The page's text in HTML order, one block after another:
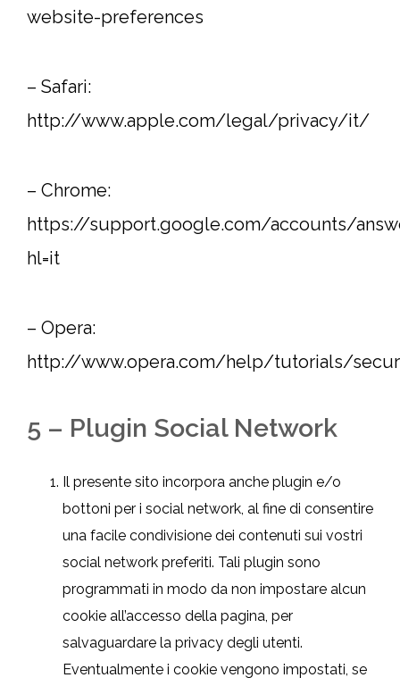
website-preferences
– Safari:
http://www.apple.com/legal/privacy/it/
– Chrome:
https://support.google.com/accounts/
hl=it
– Opera:
http://www.opera.com/help/tutorials/
5 – Plugin Social Network
Il presente sito incorpora anche plugin e/o
bottoni per i social network, al fine di consentire
una facile condivisione dei contenuti sui vostri
social network preferiti. Tali plugin sono
programmati in modo da non impostare alcun
cookie all’accesso della pagina, per
salvaguardare la privacy degli utenti.
Eventualmente i cookie vengono impostati, se